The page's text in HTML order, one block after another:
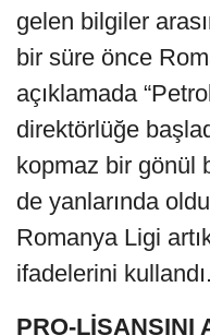
gelen bilgiler
bir süre önce
açıklamada
direktörlüğe
kopmaz bir gönül
de yanlarında
Romanya Ligi
ifadelerini kullandı.
PRO-LİSANSINI